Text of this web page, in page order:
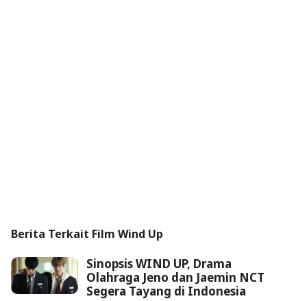
Berita Terkait Film Wind Up
Sinopsis WIND UP, Drama
Olahraga Jeno dan Jaemin NCT
Segera Tayang di Indonesia